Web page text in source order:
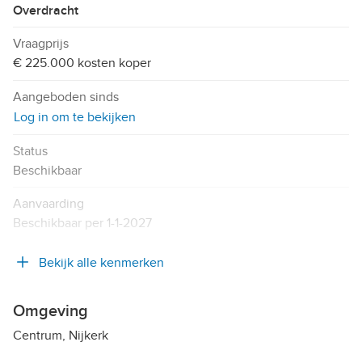
Overdracht
Vraagprijs
€ 225.000 kosten koper
Aangeboden sinds
Log in om te bekijken
Status
Beschikbaar
Aanvaarding
Beschikbaar per 1-1-2027
Bekijk alle kenmerken
Omgeving
Centrum, Nijkerk